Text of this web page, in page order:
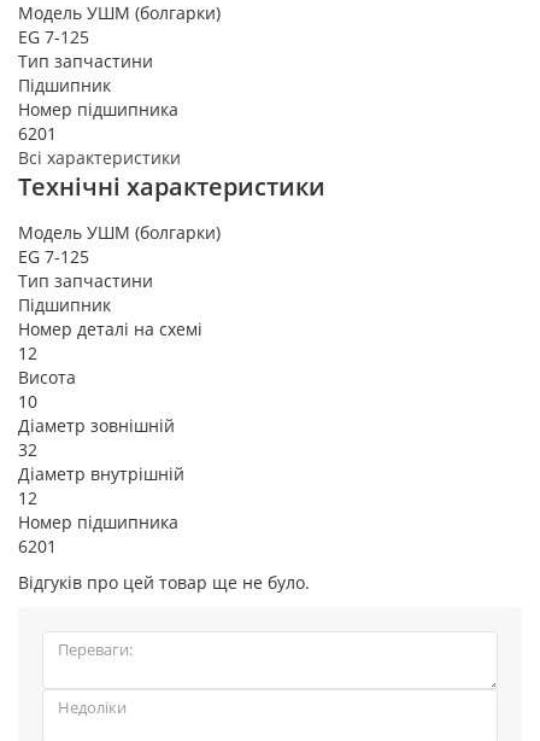
Модель УШМ (болгарки)
EG 7-125
Тип запчастини
Підшипник
Номер підшипника
6201
Всі характеристики
Технічні характеристики
Модель УШМ (болгарки)
EG 7-125
Тип запчастини
Підшипник
Номер деталі на схемі
12
Висота
10
Діаметр зовнішній
32
Діаметр внутрішній
12
Номер підшипника
6201
Відгуків про цей товар ще не було.